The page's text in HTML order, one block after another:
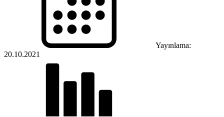
Yayınlama:
20.10.2021